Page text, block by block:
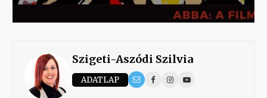
Szigeti-Aszódi Szilvia
ADATLAP